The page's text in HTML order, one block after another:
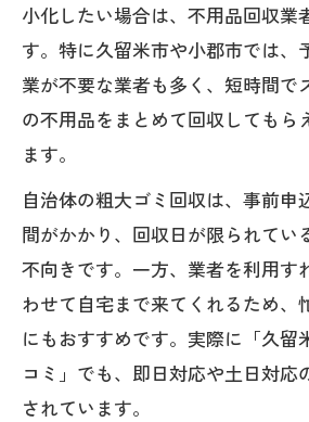
法
久留米市小郡市の不用品
持ち込みの比較
ストーブを不用品回収
口コミで人気の不用品回
イント
不用品回収を無料で利
ドバイス
久留米市の不用品回収
を徹底解説
小化したい場合は、不用品回収業
す。特に久留米市や小郡市では、
業が不要な業者も多く、短時間で
の不用品をまとめて回収してもら
ます。
自治体の粗大ゴミ回収は、事前申
間がかかり、回収日が限られてい
不向きです。一方、業者を利用す
わせて自宅まで来てくれるため、
にもおすすめです。実際に「久留
コミ」でも、即日対応や土日対応
されています。